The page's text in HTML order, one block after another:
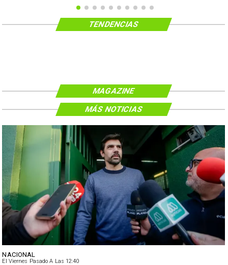
TENDENCIAS
MAGAZINE
NACIONAL
El Viernes Pasado A Las 12:40
MÁS NOTICIAS